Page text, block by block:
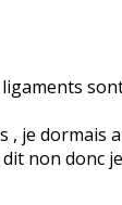
ligaments
je dormais
non donc